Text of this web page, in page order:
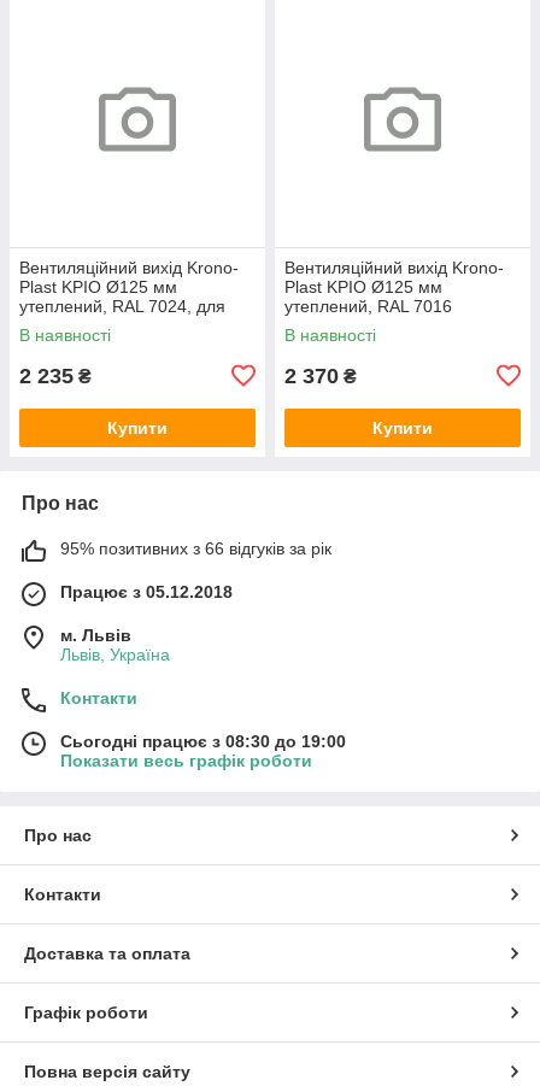
Вентиляційний вихід Krono-
Plast KPIO Ø125 мм
утеплений, RAL 7024, для
фальцевої та готової покрівлі
В наявності
2 235 ₴
Купити
Вентиляційний вихід Krono-
Plast KPIO Ø125 мм
утеплений, RAL 7016
антрацит, для фальцевої та
готової покрівлі
В наявності
2 370 ₴
Купити
Про нас
95% позитивних з 66 відгуків за рік
Працює з 05.12.2018
м. Львів
Львів, Україна
Контакти
Сьогодні працює з 08:30 до 19:00
Показати весь графік роботи
Про нас
Контакти
Доставка та оплата
Графік роботи
Повна версія сайту